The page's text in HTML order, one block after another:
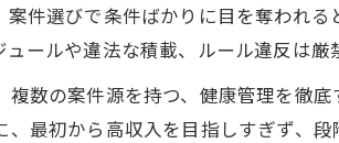
件選びで条件ばかりに目を奪われる
ールや違法な積載、ルール違反は厳
数の案件源を持つ、健康管理を徹
最初から高収入を目指しすぎず、段